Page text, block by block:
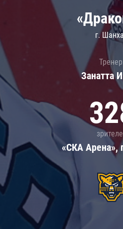
г.
Занатта
«СКА Арена»,